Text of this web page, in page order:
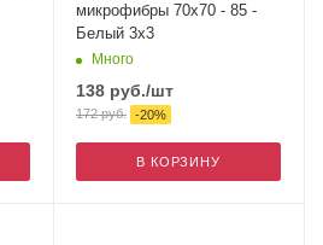
микрофибры 70х70 - 85 -
Белый 3х3
Много
138 руб./шт
172руб. -20%
В КОРЗИНУ